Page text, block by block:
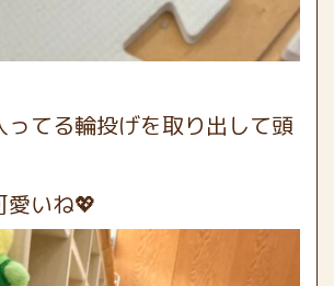
ってる輪投げを取り出して頭
愛いね💖